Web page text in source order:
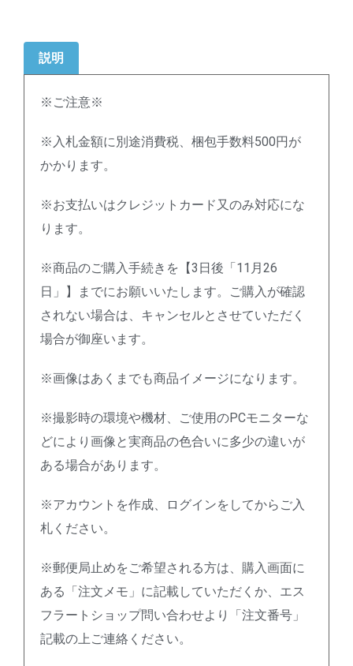
説明
※ご注意※
※入札金額に別途消費税、梱包手数料500円が
かかります。
※お支払いはクレジットカード又のみ対応にな
ります。
※商品のご購入手続きを【3日後「11月26
日」】までにお願いいたします。ご購入が確認
されない場合は、キャンセルとさせていただく
場合が御座います。
※画像はあくまでも商品イメージになります。
※撮影時の環境や機材、ご使用のPCモニターな
どにより画像と実商品の色合いに多少の違いが
ある場合があります。
※アカウントを作成、ログインをしてからご入
札ください。
※郵便局止めをご希望される方は、購入画面に
ある「注文メモ」に記載していただくか、エス
フラートショップ問い合わせより「注文番号」
記載の上ご連絡ください。